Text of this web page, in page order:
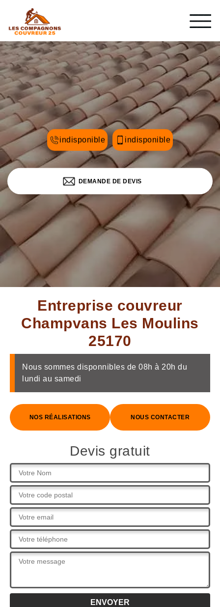
indisponible indisponible
DEMANDE DE DEVIS
Entreprise couvreur
Champvans Les Moulins
25170
Nous sommes disponnibles de 08h à 20h du
lundi au samedi
NOS RÉALISATIONS NOUS CONTACTER
Devis gratuit